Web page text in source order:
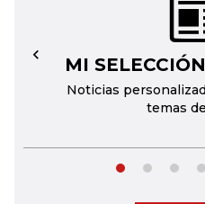
MI
Noticias
temas
←